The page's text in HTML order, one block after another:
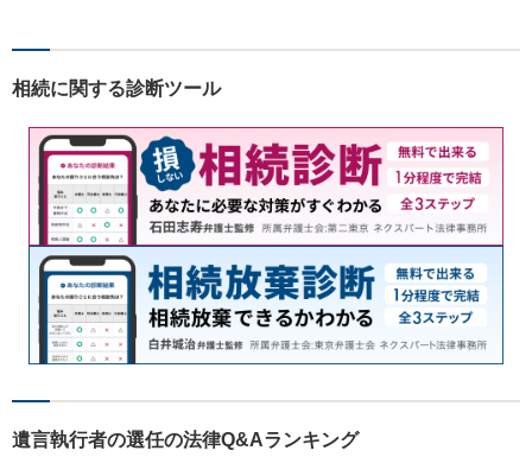
い。
相続に関する診断ツール
遺言執行者の選任の法律Q&Aランキング